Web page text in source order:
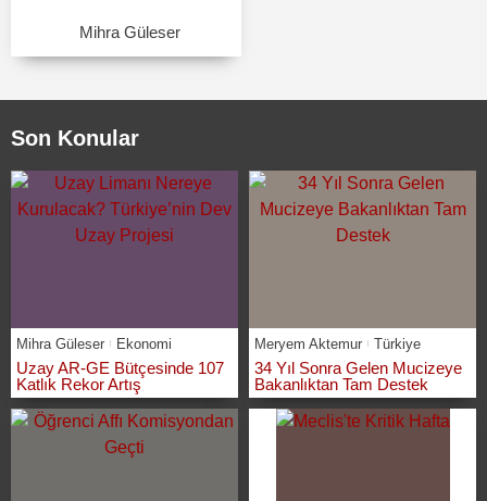
Mihra Güleser
Son Konular
Mihra Güleser Ekonomi
Uzay AR-GE Bütçesinde 107
Katlık Rekor Artış
Meryem Aktemur Türkiye
34 Yıl Sonra Gelen Mucizeye
Bakanlıktan Tam Destek